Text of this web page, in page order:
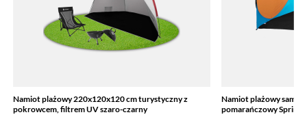
Namiot plażowy 220x120x120 cm turystyczny z
pokrowcem, filtrem UV szaro-czarny
Namiot plażowy
pomarańczowy